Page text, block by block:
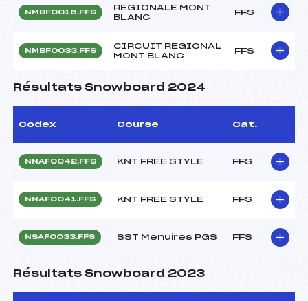
NMBF0016.FFS
REGIONALE MONT
BLANC
FFS
NMBF0033.FFS
CIRCUIT REGIONAL
MONT BLANC
FFS
Résultats Snowboard 2024
Codex Course Cat.
NNAF0042.FFS KNT FREE STYLE FFS
NNAF0041.FFS KNT FREE STYLE FFS
NSAF0033.FFS SST Menuires PGS FFS
Résultats Snowboard 2023